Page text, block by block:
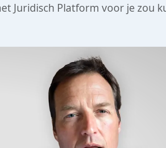
Juridisch Platform voor je zou